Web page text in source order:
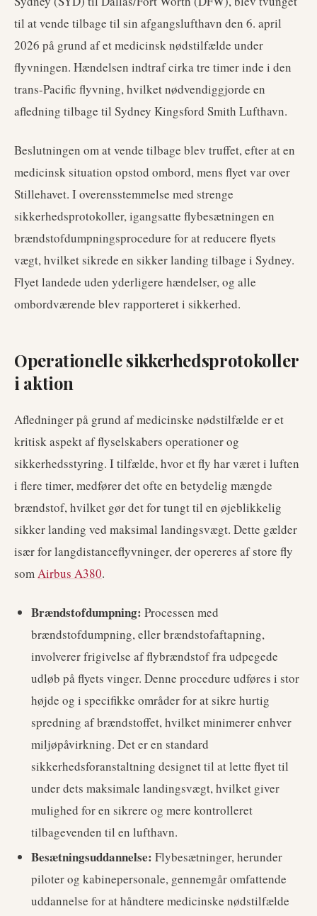
til at vende tilbage til sin afgangslufthavn den 6. april
2026 på grund af et medicinsk nødstilfælde under
flyvningen. Hændelsen indtraf cirka tre timer inde i den
trans-Pacific flyvning, hvilket nødvendiggjorde en
afledning tilbage til Sydney Kingsford Smith Lufthavn.
Beslutningen om at vende tilbage blev truffet, efter at en
medicinsk situation opstod ombord, mens flyet var over
Stillehavet. I overensstemmelse med strenge
sikkerhedsprotokoller, igangsatte flybesætningen en
brændstofdumpningsprocedure for at reducere flyets
vægt, hvilket sikrede en sikker landing tilbage i Sydney.
Flyet landede uden yderligere hændelser, og alle
ombordværende blev rapporteret i sikkerhed.
Operationelle sikkerhedsprotokoller
i aktion
Afledninger på grund af medicinske nødstilfælde er et
kritisk aspekt af flyselskabers operationer og
sikkerhedsstyring. I tilfælde, hvor et fly har været i luften
i flere timer, medfører det ofte en betydelig mængde
brændstof, hvilket gør det for tungt til en øjeblikkelig
sikker landing ved maksimal landingsvægt. Dette gælder
især for langdistanceflyvninger, der opereres af store fly
somAirbus A380.
Brændstofdumpning: Processen med
brændstofdumpning, eller brændstofaftapning,
involverer frigivelse af flybrændstof fra udpegede
udløb på flyets vinger. Denne procedure udføres i stor
højde og i specifikke områder for at sikre hurtig
spredning af brændstoffet, hvilket minimerer enhver
miljøpåvirkning. Det er en standard
sikkerhedsforanstaltning designet til at lette flyet til
under dets maksimale landingsvægt, hvilket giver
mulighed for en sikrere og mere kontrolleret
tilbagevenden til en lufthavn.
Besætningsuddannelse: Flybesætninger, herunder
piloter og kabinepersonale, gennemgår omfattende
uddannelse for at håndtere medicinske nødstilfælde